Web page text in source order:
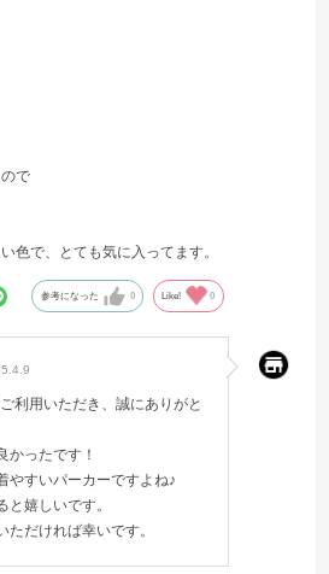
で
色で、とても気に入ってます。
参考になった 0 Like! 0
利用いただき、誠にありがと
かったです！
やすいパーカーですよね♪
嬉しいです。
だければ幸いです。